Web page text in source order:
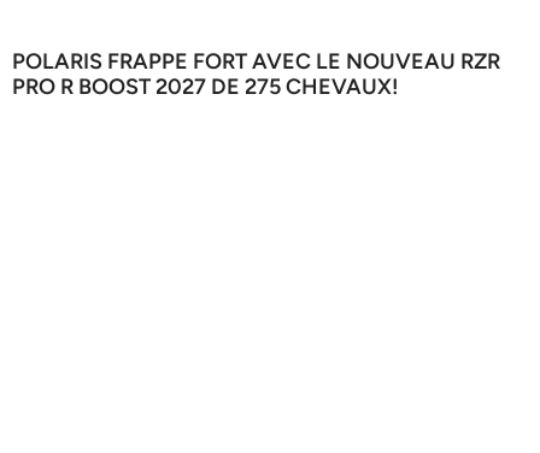
POLARIS FRAPPE FORT AVEC LE NOUVEAU RZR
PRO R BOOST 2027 DE 275 CHEVAUX!